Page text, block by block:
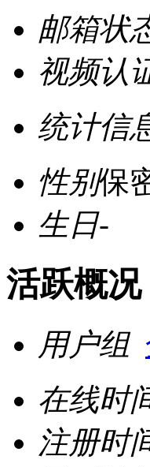
邮箱状
视频认
统计信
性别保
生日-
活跃概况
用户组
在线时
注册时